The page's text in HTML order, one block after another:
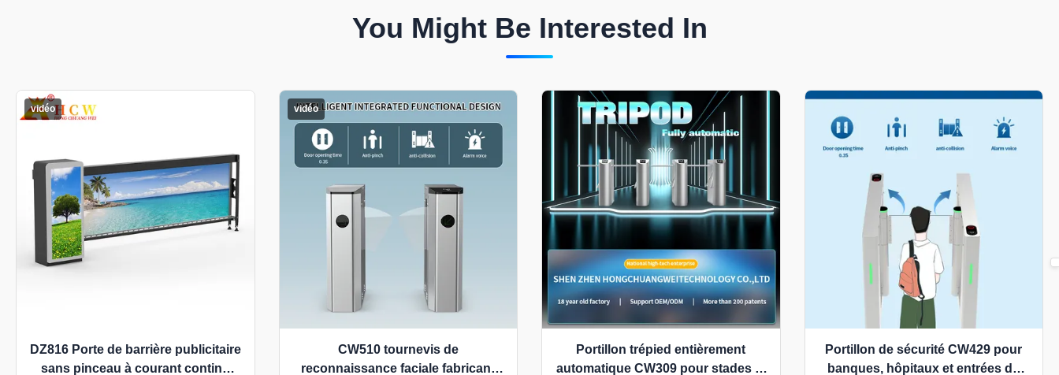
You Might Be Interested In
vidéo
DZ816 Porte de barrière publicitaire
sans pinceau à courant continu
vidéo
CW510 tournevis de
reconnaissance faciale fabricant
Portillon trépied entièrement
automatique CW309 pour stades et
Portillon de sécurité CW429 pour
banques, hôpitaux et entrées de